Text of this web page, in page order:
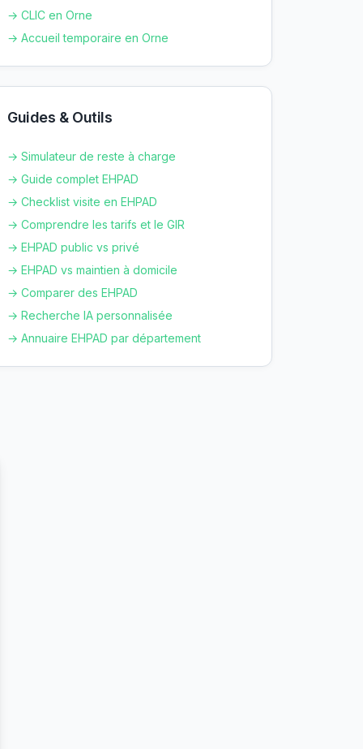
→ CLIC en Orne
→ Accueil temporaire en Orne
Guides & Outils
→ Simulateur de reste à charge
→ Guide complet EHPAD
→ Checklist visite en EHPAD
→ Comprendre les tarifs et le GIR
→ EHPAD public vs privé
→ EHPAD vs maintien à domicile
→ Comparer des EHPAD
→ Recherche IA personnalisée
→ Annuaire EHPAD par département